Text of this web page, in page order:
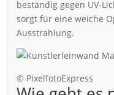
beständig gegen UV-
sorgt für eine weiche
Ausstrahlung.
© PixelfotoExpress